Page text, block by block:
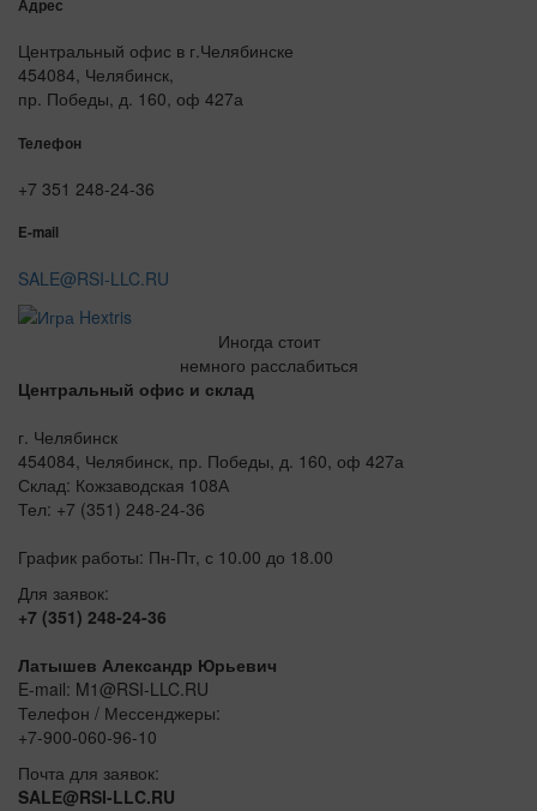
Адрес
Центральный офис в г.Челябинске
454084, Челябинск,
пр. Победы, д. 160, оф 427а
Телефон
+7 351 248-24-36
E-mail
SALE@RSI-LLC.RU
Иногда стоит
немного расслабиться
Центральный офис и склад
г. Челябинск
454084, Челябинск, пр. Победы, д. 160, оф 427а
Склад: Кожзаводская 108А
Тел: +7 (351) 248-24-36
График работы: Пн-Пт, с 10.00 до 18.00
Для заявок:
+7 (351) 248-24-36
Латышев Александр Юрьевич
E-mail: M1@RSI-LLC.RU
Телефон / Мессенджеры:
+7-900-060-96-10
Почта для заявок:
SALE@RSI-LLC.RU